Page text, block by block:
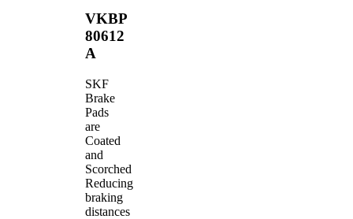
VKBP
80612
A
SKF
Brake
Pads
are
Coated
and
Scorched
Reducing
braking
distances